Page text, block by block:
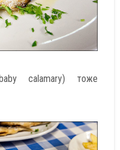
calamary) тоже